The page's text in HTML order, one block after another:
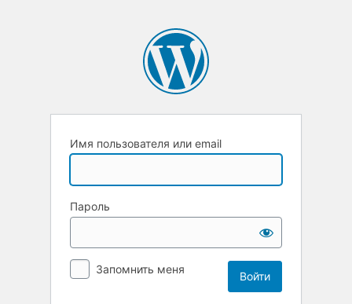
Имя пользователя или email
Пароль
Запомнить меня